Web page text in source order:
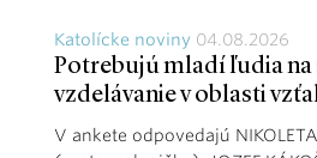
Katolícke noviny 04.08.2026
Potrebujú mladí ľudia
vzdelávanie v oblasti
V ankete odpovedajú